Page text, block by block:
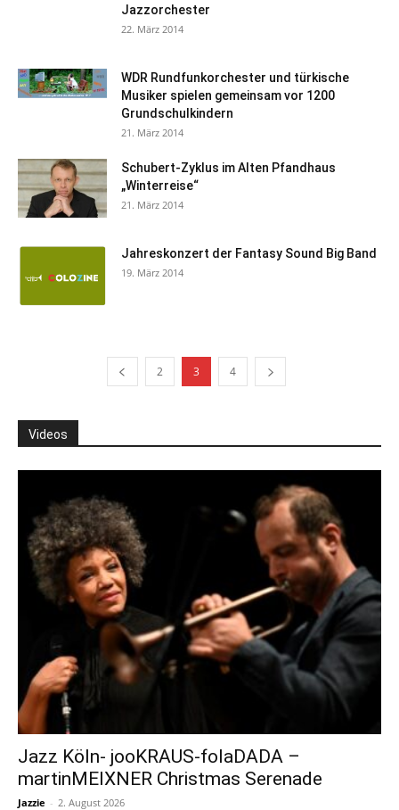
Jazzorchester
22. März 2014
WDR Rundfunkorchester und türkische
Musiker spielen gemeinsam vor 1200
Grundschulkindern
21. März 2014
Schubert-Zyklus im Alten Pfandhaus
„Winterreise“
21. März 2014
Jahreskonzert der Fantasy Sound Big Band
19. März 2014
2 3 4
Videos
Jazz Köln- jooKRAUS-folaDADA –
martinMEIXNER Christmas Serenade
Jazzie - 2. August 2026